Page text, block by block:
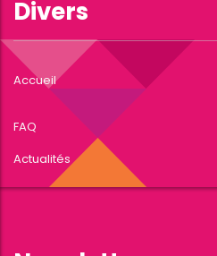
Divers
Accueil
FAQ
Actualités